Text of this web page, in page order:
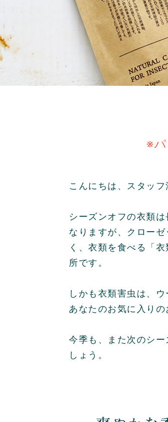
※
こんにちは、スタッフ
シーズンオフの衣類
なりますが、クロー
く、衣類を食べる「
所です。
しかも衣類害虫は、
あなたのお気に入りの
今季も、また次のシ
しょう。